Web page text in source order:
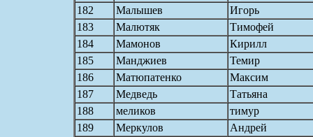
182
Малышев
Игорь
183
Малютяк
Тимофей
184
Мамонов
Кирилл
185
Манджиев
Темир
186
Матюпатенко
Максим
187
Медведь
Татьяна
188
меликов
тимур
189
Меркулов
Андрей